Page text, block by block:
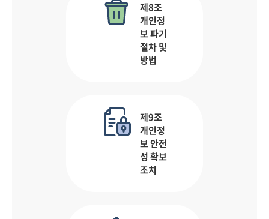
제8조
개인정
보 파기
절차 및
방법
제9조
개인정
보 안전
성 확보
조치